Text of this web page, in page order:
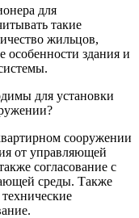
для
такие
жильцов,
особенности здания и
для установки
сооружении
от управляющей
согласование с
среды. Также